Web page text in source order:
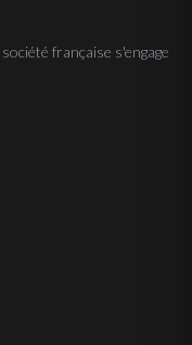
française s'engage